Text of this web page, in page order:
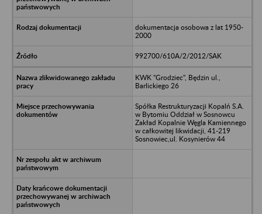
dokumentacja osobowa z lat 1950-
2000
992700/610A/2/2012/SAK
KWK "Grodziec", Będzin ul.,
Barlickiego 26
Spółka Restrukturyzacji Kopalń S.A.
w Bytomiu Oddział w Sosnowcu
Zakład Kopalnie Węgla Kamiennego
w całkowitej likwidacji, 41-219
Sosnowiec,ul. Kosynierów 44